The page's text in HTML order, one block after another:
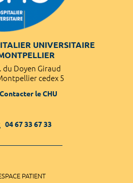
UNIVERSITAIRE
du Doyen Giraud
cedex 5
Contacter le CHU
04 67 33 67 33
PATIENT